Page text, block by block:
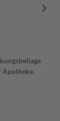
Apotheke.